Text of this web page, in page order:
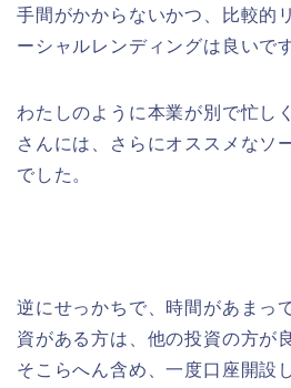
手間がかからないかつ、比較的
ーシャルレンディングは良いです
わたしのように本業が別で忙し
さんには、さらにオススメなソ
でした。
逆にせっかちで、時間があまっ
資がある方は、他の投資の方が
そこらへん含め、一度口座開設